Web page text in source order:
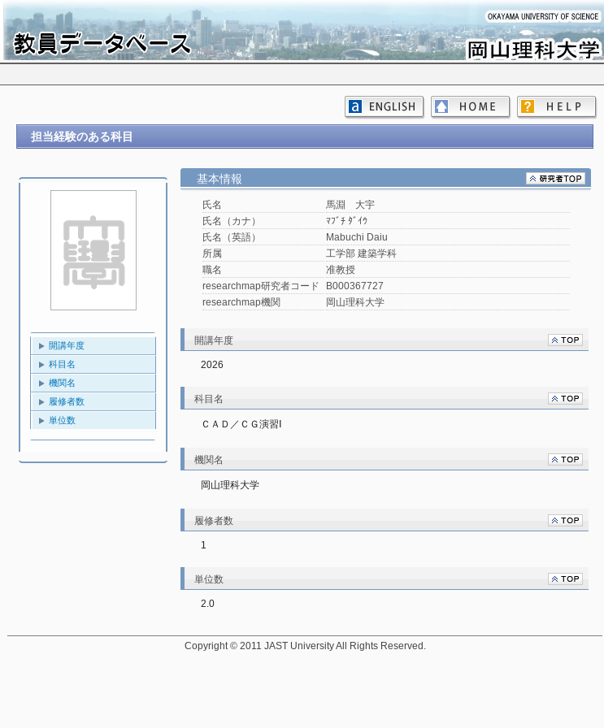
担当経験のある科目
開講年度
科目名
機関名
履修者数
単位数
基本情報
氏名
馬淵 大宇
氏名（カナ）
ﾏﾌﾞﾁ ﾀﾞｲｳ
氏名（英語）
Mabuchi Daiu
所属
工学部 建築学科
職名
准教授
researchmap研究者コード
B000367727
researchmap機関
岡山理科大学
開講年度
2026
科目名
ＣＡＤ／ＣＧ演習Ⅰ
機関名
岡山理科大学
履修者数
1
単位数
2.0